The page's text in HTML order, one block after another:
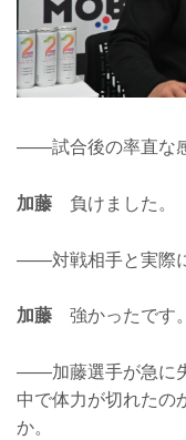
——試合後の率直な
加藤 負けました。
——対戦相手と実際
加藤 強かったです
——加藤選手が急に
中で体力が切れたの
か。